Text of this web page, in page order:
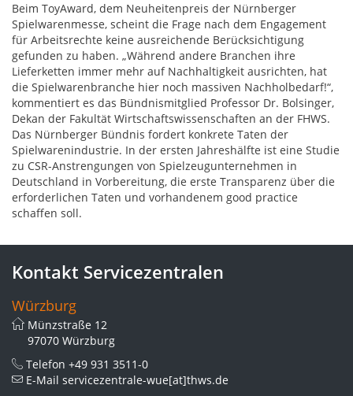
Beim ToyAward, dem Neuheitenpreis der Nürnberger
Spielwarenmesse, scheint die Frage nach dem Engagement
für Arbeitsrechte keine ausreichende Berücksichtigung
gefunden zu haben. „Während andere Branchen ihre
Lieferketten immer mehr auf Nachhaltigkeit ausrichten, hat
die Spielwarenbranche hier noch massiven Nachholbedarf!“,
kommentiert es das Bündnismitglied Professor Dr. Bolsinger,
Dekan der Fakultät Wirtschaftswissenschaften an der FHWS.
Das Nürnberger Bündnis fordert konkrete Taten der
Spielwarenindustrie. In der ersten Jahreshälfte ist eine Studie
zu CSR-Anstrengungen von Spielzeugunternehmen in
Deutschland in Vorbereitung, die erste Transparenz über die
erforderlichen Taten und vorhandenem good practice
schaffen soll.
Kontakt Servicezentralen
Würzburg
Münzstraße 12
97070 Würzburg
Telefon +49 931 3511-0
E-Mail servicezentrale-wue[at]thws.de